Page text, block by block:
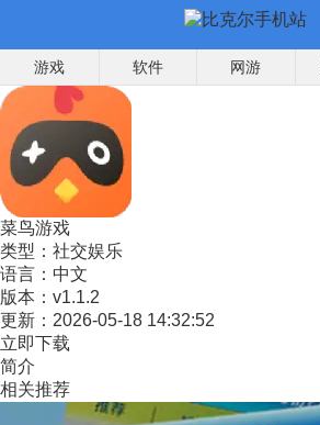
游戏 软件 网游
菜鸟游戏
类型： 社交娱乐
语言： 中文
版本： v1.1.2
更新： 2026-05-18 14:32:52
立即下载
简介
相关推荐